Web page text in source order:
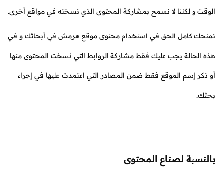
الوقت و لكننا لا نسمح بمشاركة المحتوى الذي نسخته في مواقع أخرى.
نمنحك كامل الحق في استخدام محتوى موقع هرمش في أبحاثك و في
هذه الحالة يجب عليك فقط مشاركة الروابط التي نسخت المحتوى منها
أو ذكر إسم الموقع فقط ضمن المصادر التي اعتمدت عليها في إجراء
بحثك.
بالنسبة لصناع المحتوى